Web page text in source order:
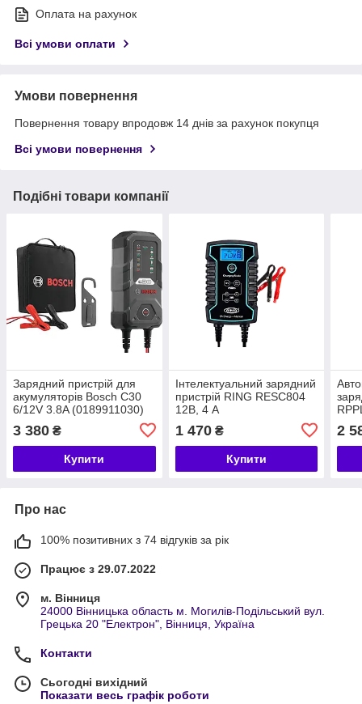
Оплата на рахунок
Всі умови оплати
Умови повернення
Повернення товару впродовж 14 днів за рахунок покупця
Всі умови повернення
Подібні товари компанії
Зарядний пристрій для
акумуляторів Bosch C30
6/12V 3.8A (0189911030)
3 380 ₴
Купити
Інтелектуальний зарядний
пристрій RING RESC804
12В, 4 А
1 470₴
Купити
В/
2
Про нас
100% позитивних з 74 відгуків за рік
Працює з 29.07.2022
м. Вінниця
24000 Вінницька область м. Могилів-Подільський вул.
Грецька 20 "Електрон", Вінниця, Україна
Контакти
Сьогодні вихідний
Показати весь графік роботи